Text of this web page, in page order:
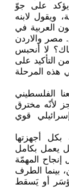
على جوّ
ويقول لابنه
العربية في
مصر والاردن
لا أنحبس
التأكيد على
هذه المرحلة
الفلسطيني
لأنّه مخترق
قوي
بكل أجهزتها
يعمل بكامل
إنجاح المهمّة
بينما الطرف
يُؤسَر أو يَسقط